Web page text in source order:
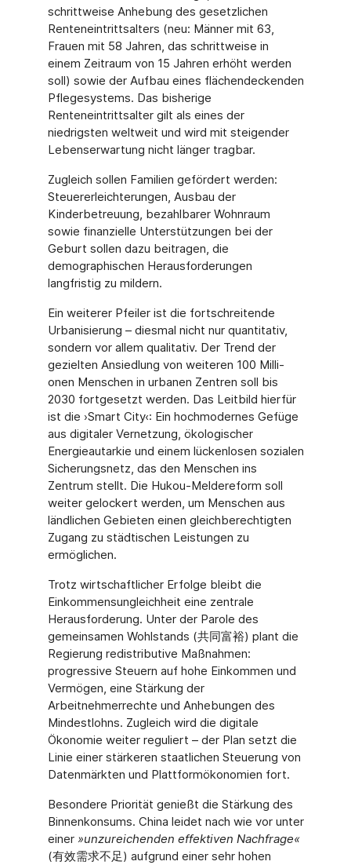
schrittweise Anhebung des gesetzlichen
Renteneintrittsalters (neu: Männer mit 63,
Frauen mit 58 Jahren, das schrittweise in
einem Zeitraum von 15 Jahren erhöht werden
soll) sowie der Aufbau eines flächendeckenden
Pflegesystems. Das bisherige
Renteneintrittsalter gilt als eines der
niedrigsten weltweit und wird mit steigender
Lebenserwartung nicht länger tragbar.
Zugleich sollen Familien gefördert werden:
Steuererleichterungen, Ausbau der
Kinderbetreuung, bezahlbarer Wohnraum
sowie finanzielle Unterstützungen bei der
Geburt sollen dazu beitragen, die
demographischen Herausforderungen
langfristig zu mildern.
Ein weiterer Pfeiler ist die fortschreitende
Urbanisierung – diesmal nicht nur quantitativ,
sondern vor allem qualitativ. Der Trend der
gezielten Ansiedlung von weiteren 100 Milli­
onen Menschen in urbanen Zentren soll bis
2030 fortgesetzt werden. Das Leitbild hierfür
ist die ›Smart City‹: Ein hochmodernes Gefüge
aus digitaler Vernetzung, ökologischer
Energieautarkie und einem lückenlosen sozialen
Sicherungsnetz, das den Menschen ins
Zentrum stellt. Die Hukou-Meldereform soll
weiter gelockert werden, um Menschen aus
ländlichen Gebieten einen gleichberechtigten
Zugang zu städtischen Leistungen zu
ermöglichen.
Trotz wirtschaftlicher Erfolge bleibt die
Einkommensungleichheit eine zentrale
Herausforderung. Unter der Parole des
gemeinsamen Wohlstands (共同富裕) plant die
Regierung redistributive Maßnahmen:
progressive Steuern auf hohe Einkommen und
Vermögen, eine Stärkung der
Arbeitnehmerrechte und Anhebungen des
Mindestlohns. Zugleich wird die digitale
Ökonomie weiter reguliert – der Plan setzt die
Linie einer stärkeren staatlichen Steuerung von
Datenmärkten und Plattformökonomien fort.
Besondere Priorität genießt die Stärkung des
Binnenkonsums. China leidet nach wie vor unter
einer »unzureichenden effektiven Nachfrage«
(有效需求不足) aufgrund einer sehr hohen